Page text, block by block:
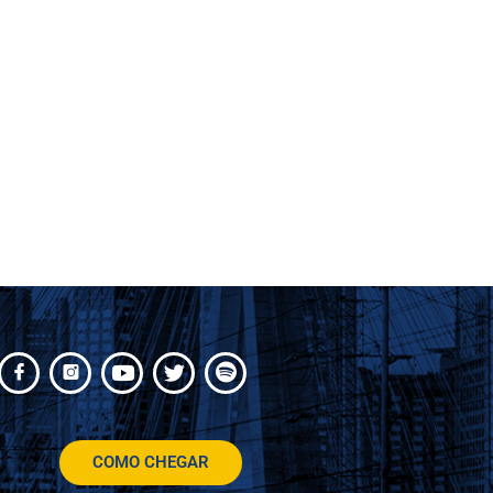
COMO CHEGAR